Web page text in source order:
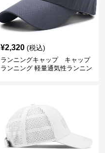
¥2,320 (税込)
ランニングキャップ キャップ
ランニング 軽量通気性ランニン